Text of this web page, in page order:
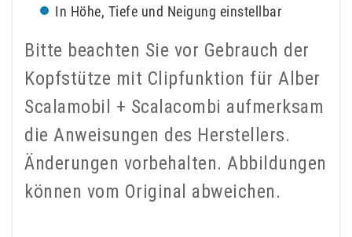
In Höhe, Tiefe und Neigung einstellbar
Bitte beachten Sie vor Gebrauch der
Kopfstütze mit Clipfunktion für Alber
Scalamobil + Scalacombi aufmerksam
die Anweisungen des Herstellers.
Änderungen vorbehalten. Abbildungen
können vom Original abweichen.